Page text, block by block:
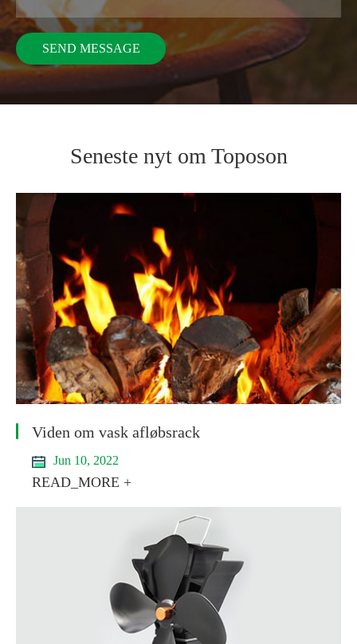
Seneste nyt om Toposon
Viden om vask afløbsrack
Jun 10, 2022
READ_MORE +